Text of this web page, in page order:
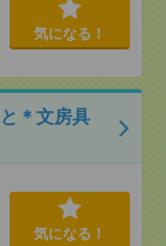
気になる！
＊文房具
気になる！